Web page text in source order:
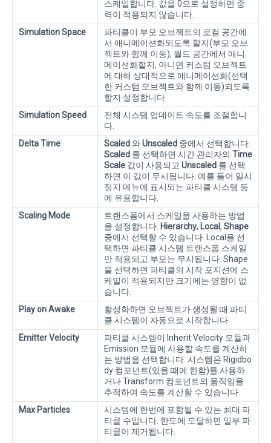
스케일합니다. 값을 0으로 설정하면 중
력이 적용되지 않습니다.
Simulation Space
파티클이 부모 오브젝트의 로컬 공간에
서 애니메이션화되도록 할지(부모 오브
젝트와 함께 이동), 월드 공간에서 애니
메이션화할지, 아니면 커스텀 오브젝트
에 대해 상대적으로 애니메이션화(선택
한 커스텀 오브젝트와 함께 이동)되도록
할지 설정합니다.
Simulation Speed
전체 시스템 업데이트 속도를 조절합니
다.
Delta Time
Scaled와Unscaled 중에서 선택합니다.
Scaled 를 선택하면 시간 관리자의 Time
Scale 값이 사용되고 Unscaled 를 선택
하면 이 값이 무시됩니다. 예를 들어 일시
정지 메뉴에 표시되는 파티클 시스템 등
에 유용합니다.
Scaling Mode
트랜스폼에서 스케일을 사용하는 방법
을 설정합니다. Hierarchy, Local, Shape
중에서 선택할 수 있습니다. Local을 선
택하면 파티클 시스템 트랜스폼 스케일
만 적용되고 부모는 무시됩니다. Shape
을 선택하면 파티클의 시작 포지션에 스
케일이 적용되지만 크기에는 영향이 없
습니다.
Play on Awake
활성화하면 오브젝트가 생성될 때 파티
클 시스템이 자동으로 시작합니다.
Emitter Velocity
파티클 시스템이 Inherit Velocity 모듈과
Emission 모듈에 사용할 속도를 계산하
는 방법을 선택합니다. 시스템은 Rigidbo
dy 컴포넌트(있을 때에 한함)를 사용하
거나 Transform 컴포넌트의 움직임을
추적하여 속도를 계산할 수 있습니다.
Max Particles
시스템에 한번에 포함될 수 있는 최대 파
티클 수입니다. 한도에 도달하면 일부 파
티클이 제거됩니다.